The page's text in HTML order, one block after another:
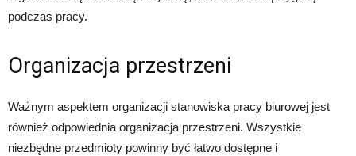
podczas pracy.
Organizacja przestrzeni
Ważnym aspektem organizacji stanowiska pracy biurowej jest
również odpowiednia organizacja przestrzeni. Wszystkie
niezbędne przedmioty powinny być łatwo dostępne i